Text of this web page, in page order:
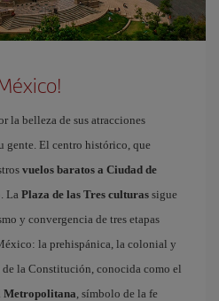
la belleza de sus atracciones
gente. El centro histórico, que
vuelos baratos a Ciudad de
La Plaza de las Tres culturas sigue
y convergencia de tres etapas
la prehispánica, la colonial y
la Constitución, conocida como el
Metropolitana, símbolo de la fe